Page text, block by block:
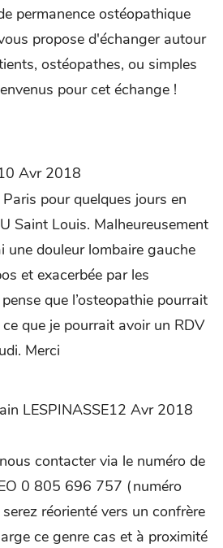
permanence ostéopathique
propose d'échanger autour
ostéopathes, ou simples
pour cet échange !
Avr 2018
pour quelques jours en
Saint Louis. Malheureusement
une douleur lombaire gauche
et exacerbée par les
que l’osteopathie pourrait
que je pourrait avoir un RDV
Merci
LESPINASSE12 Avr 2018
contacter via le numéro de
0 805 696 757 (numéro
réorienté vers un confrère
ce genre cas et à proximité